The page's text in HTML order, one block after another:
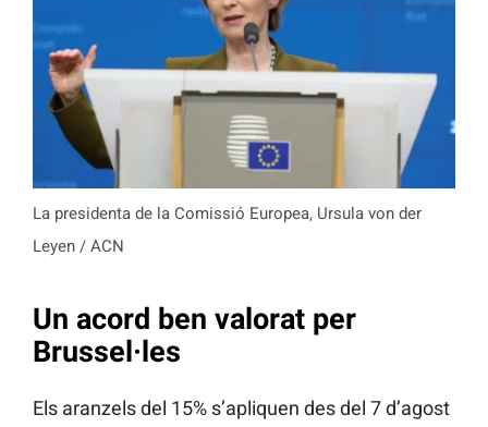
La presidenta de la Comissió Europea, Ursula von der
Leyen / ACN
Un acord ben valorat per
Brussel·les
Els aranzels del 15% s’apliquen des del 7 d’agost